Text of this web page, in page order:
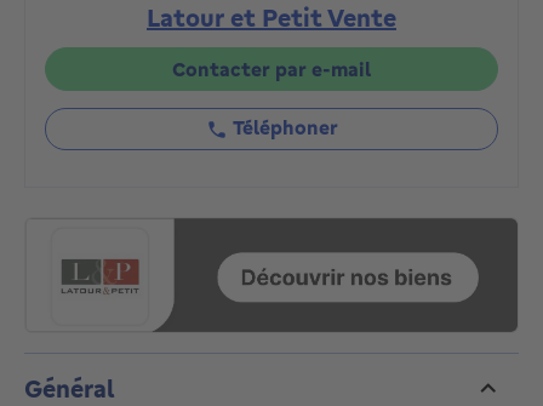
avec feu ouvert. Cuisine ouverte et espace dinatoire.
Accès direct au garage et à des caves accessibles via
l’arrière du bâtiment. Au deuxième étage, hall de nuit
avec dégagement d’escalier, 3 chambres avec
mezzanines de 12 m², une chambre simple de 10 m²
et une suite parentale avec dressing et lavabos de 18
30 m². Chaudière au gaz à condensation (2024), PEB :
"E" : 235 kWh/m²/an, Electricité conforme. Maison
atypique disposant de magnifiques volumes, à
découvrir en exclusivité chez Latour et Petit !
Latour et Petit Vente
Contacter par e-mail
Téléphoner
Général